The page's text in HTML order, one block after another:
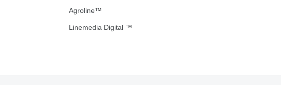
Agroline™
Linemedia Digital ™